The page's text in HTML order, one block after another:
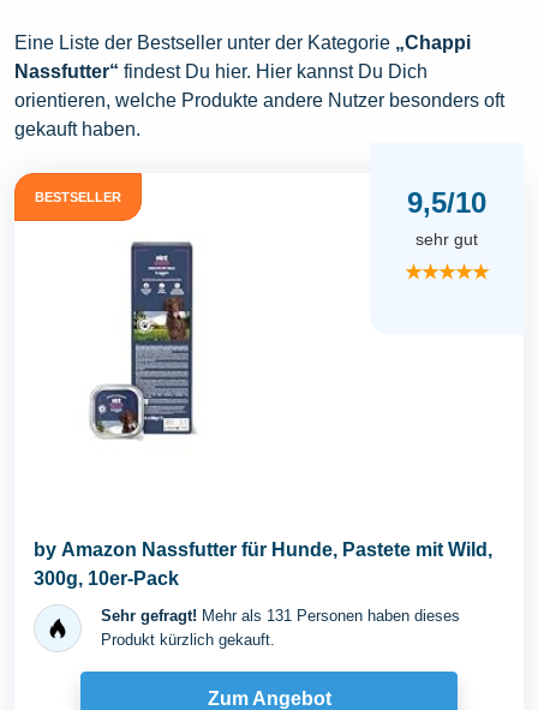
Eine Liste der Bestseller unter der Kategorie „Chappi
Nassfutter“ findest Du hier. Hier kannst Du Dich
orientieren, welche Produkte andere Nutzer besonders oft
gekauft haben.
BESTSELLER 9,5/10
sehr gut
★★★★★
by Amazon Nassfutter für Hunde, Pastete mit Wild,
300g, 10er-Pack
Sehr gefragt! Mehr als 131 Personen haben dieses
Produkt kürzlich gekauft.
Zum Angebot